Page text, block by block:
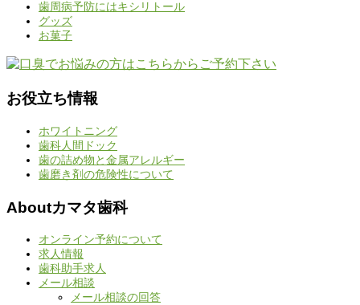
歯周病予防にはキシリトール
グッズ
お菓子
お役立ち情報
ホワイトニング
歯科人間ドック
歯の詰め物と金属アレルギー
歯磨き剤の危険性について
Aboutカマタ歯科
オンライン予約について
求人情報
歯科助手求人
メール相談
メール相談の回答